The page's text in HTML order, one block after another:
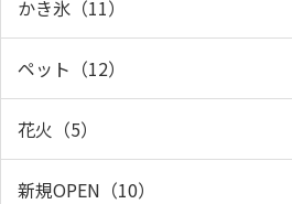
かき氷（11）
ペット（12）
花火（5）
新規OPEN（10）